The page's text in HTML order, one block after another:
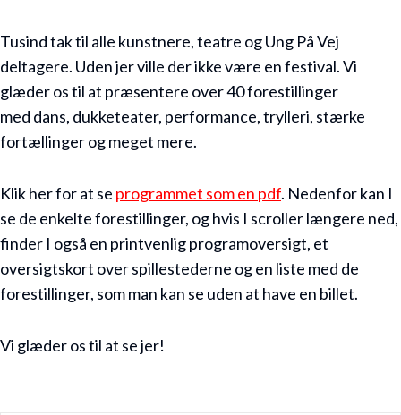
Tusind tak til alle kunstnere, teatre og Ung På Vej
deltagere. Uden jer ville der ikke være en festival. Vi
glæder os til at præsentere over 40 forestillinger
med dans, dukketeater, performance, trylleri, stærke
fortællinger og meget mere.
Klik her for at se programmet som en pdf. Nedenfor kan I
se de enkelte forestillinger, og hvis I scroller længere ned,
finder I også en printvenlig programoversigt, et
oversigtskort over spillestederne og en liste med de
forestillinger, som man kan se uden at have en billet.
Vi glæder os til at se jer!